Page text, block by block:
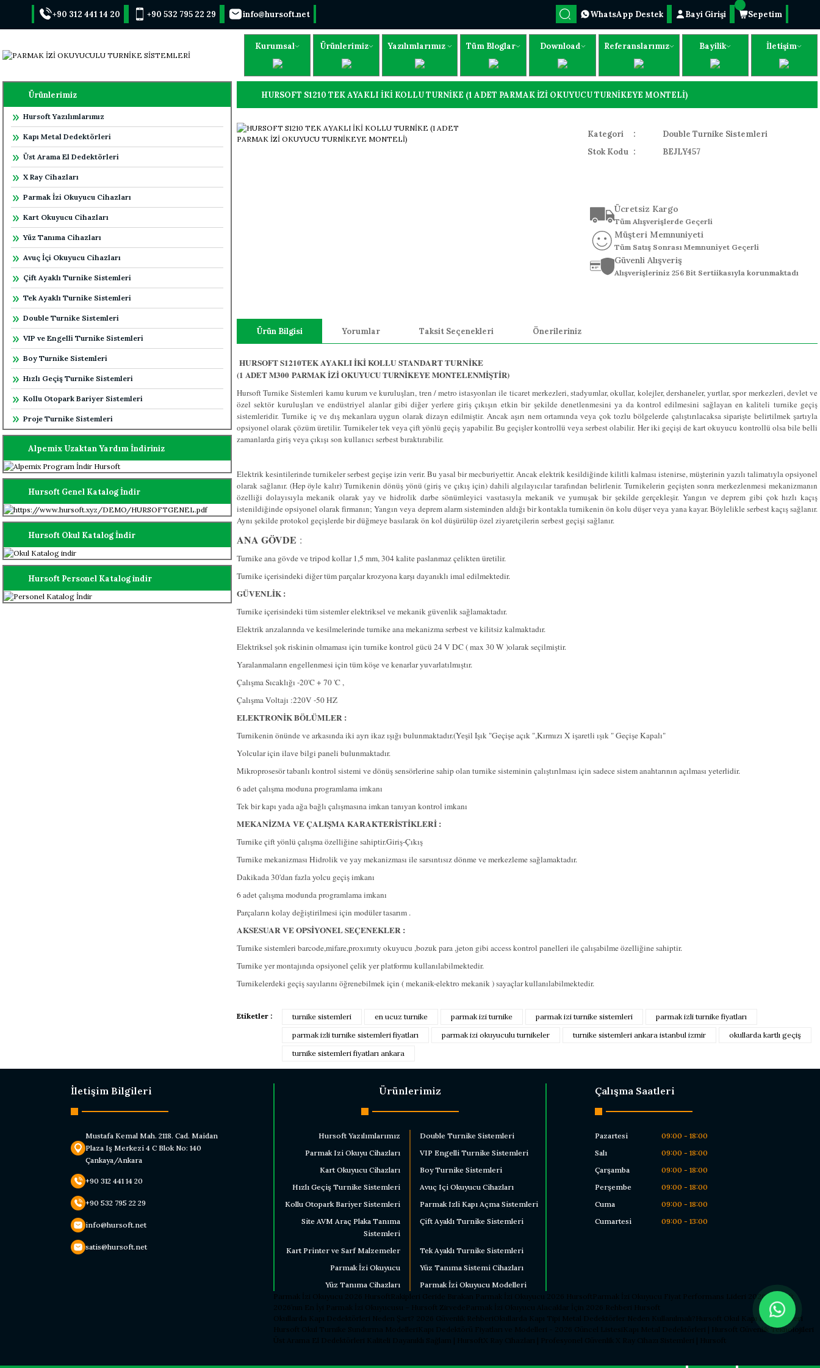
+90 312 441 14 20 +90 532 795 22 29 info@hursoft.net WhatsApp Destek Bayi Girişi Sepetim
Kurumsal Ürünlerimiz Yazılımlarımız Tüm Bloglar Download Referanslarımız Bayilik İletişim
Ürünlerimiz
Hursoft Yazılımlarımız
Kapı Metal Dedektörleri
Üst Arama El Dedektörleri
X Ray Cihazları
Parmak İzi Okuyucu Cihazları
Kart Okuyucu Cihazları
Yüz Tanıma Cihazları
Avuç İçi Okuyucu Cihazları
Çift Ayaklı Turnike Sistemleri
Tek Ayaklı Turnike Sistemleri
Double Turnike Sistemleri
VIP ve Engelli Turnike Sistemleri
Boy Turnike Sistemleri
Hızlı Geçiş Turnike Sistemleri
Kollu Otopark Bariyer Sistemleri
Proje Turnike Sistemleri
Alpemix Uzaktan Yardım İndiriniz
Hursoft Genel Katalog İndir
Hursoft Okul Katalog İndir
Hursoft Personel Katalog indir
HURSOFT S1210 TEK AYAKLI İKİ KOLLU TURNİKE (1 ADET PARMAK İZİ OKUYUCU TURNİKEYE MONTELİ)
Kategori
Double Turnike Sistemleri
Stok Kodu
BEJLY457
Ücretsiz Kargo
Tüm Alışverişlerde Geçerli
Müşteri Memnuniyeti
Tüm Satış Sonrası Memnuniyet Geçerli
Güvenli Alışveriş
Alışverişleriniz 256 Bit Sertiikasıyla korunmaktadı
Ürün Bilgisi Yorumlar Taksit Seçenekleri Önerileriniz
HURSOFT S1210TEK AYAKLI İKİ KOLLU STANDART TURNİKE
(1 ADET M300 PARMAK İZİ OKUYUCU TURNİKEYE MONTELENMİŞTİR)
Hursoft Turnike Sistemleri kamu kurum ve kuruluşları, tren / metro istasyonları ile ticaret merkezleri, stadyumlar, okullar, kolejler, dershaneler, yurtlar, spor merkezleri, devlet ve
özel sektör kuruluşları ve endüstriyel alanlar gibi diğer yerlere giriş çıkışın etkin bir şekilde denetlenmesini ya da kontrol edilmesini sağlayan en kaliteli turnike geçiş
sistemleridir. Turnike iç ve dış mekanlara uygun olarak dizayn edilmiştir. Ancak aşırı nem ortamında veya çok tozlu bölgelerde çalıştırılacaksa siparişte belirtilmek şartıyla
opsiyonel olarak çözüm üretilir. Turnikeler tek veya çift yönlü geçiş yapabilir. Bu geçişler kontrollü veya serbest olabilir. Her iki geçişi de kart okuyucu kontrollü olsa bile belli
zamanlarda giriş veya çıkışı son kullanıcı serbest bıraktırabilir.
Elektrik kesintilerinde turnikeler serbest geçişe izin verir. Bu yasal bir mecburiyettir. Ancak elektrik kesildiğinde kilitli kalması istenirse, müşterinin yazılı talimatıyla opsiyonel
olarak sağlanır. (Hep öyle kalır) Turnikenin dönüş yönü (giriş ve çıkış için) dahili algılayıcılar tarafından belirlenir. Turnikelerin geçişten sonra merkezlenmesi mekanizmanın
özelliği dolayısıyla mekanik olarak yay ve hidrolik darbe sönümleyici vasıtasıyla mekanik ve yumuşak bir şekilde gerçekleşir. Yangın ve deprem gibi çok hızlı kaçış
istenildiğinde opsiyonel olarak firmanın; Yangın veya deprem alarm sisteminden aldığı bir kontakla turnikenin ön kolu düşer veya yana kayar. Böylelikle serbest kaçış sağlanır.
Aynı şekilde protokol geçişlerde bir düğmeye basılarak ön kol düşürülüp özel ziyaretçilerin serbest geçişi sağlanır.
ANA GÖVDE :
Turnike ana gövde ve tripod kollar 1,5 mm, 304 kalite paslanmaz çelikten üretilir.
Turnike içerisindeki diğer tüm parçalar krozyona karşı dayanıklı imal edilmektedir.
GÜVENLİK :
Turnike içerisindeki tüm sistemler elektriksel ve mekanik güvenlik sağlamaktadır.
Elektrik arızalarında ve kesilmelerinde turnike ana mekanizma serbest ve kilitsiz kalmaktadır.
Elektriksel şok riskinin olmaması için turnike kontrol gücü 24 V DC ( max 30 W )olarak seçilmiştir.
Yaralanmaların engellenmesi için tüm köşe ve kenarlar yuvarlatılmıştır.
Çalışma Sıcaklığı -20'C + 70 'C ,
Çalışma Voltajı :220V -50 HZ
ELEKTRONİK BÖLÜMLER :
Turnikenin önünde ve arkasında iki ayrı ikaz ışığı bulunmaktadır.(Yeşil Işık "Geçişe açık ",Kırmızı X işaretli ışık " Geçişe Kapalı"
Yolcular için ilave bilgi paneli bulunmaktadır.
Mikroprosesör tabanlı kontrol sistemi ve dönüş sensörlerine sahip olan turnike sisteminin çalıştırılması için sadece sistem anahtarının açılması yeterlidir.
6 adet çalışma moduna programlama imkanı
Tek bir kapı yada ağa bağlı çalışmasına imkan tanıyan kontrol imkanı
MEKANİZMA VE ÇALIŞMA KARAKTERİSTİKLERİ :
Turnike çift yönlü çalışma özelliğine sahiptir.Giriş-Çıkış
Turnike mekanizması Hidrolik ve yay mekanizması ile sarsıntısız dönme ve merkezleme sağlamaktadır.
Dakikada 30'dan fazla yolcu geçiş imkanı
6 adet çalışma modunda programlama imkanı
Parçaların kolay değiştirilmesi için modüler tasarım .
AKSESUAR VE OPSİYONEL SEÇENEKLER :
Turnike sistemleri barcode,mifare,proxımıty okuyucu ,bozuk para ,jeton gibi access kontrol panelleri ile çalışabilme özelliğine sahiptir.
Turnike yer montajında opsiyonel çelik yer platformu kullanılabilmektedir.
Turnikelerdeki geçiş sayılarını öğrenebilmek için ( mekanik-elektro mekanik ) sayaçlar kullanılabilmektedir.
Yorum Yaz
Görüş ve önerileriniz için teşekkür ederiz.
Ürün resmi kalitesiz, bozuk veya görüntülenemiyor.
Ürün açıklamasında eksik bilgiler bulunuyor.
Ürün bilgilerinde hatalar bulunuyor.
Gönder
Etiketler : turnike sistemleri en ucuz turnike parmak izi turnike parmak izi turnike sistemleri
parmak izli turnike fiyatları
parmak izli turnike sistemleri fiyatları
parmak izi okuyuculu turnikeler turnike sistemleri ankara istanbul izmir
okullarda kartlı geçiş
turnike sistemleri fiyatları ankara
İletişim Bilgileri
Mustafa Kemal Mah. 2118. Cad. Maidan
Plaza Iş Merkezi 4 C Blok No: 140
Çankaya/Ankara
+90 312 441 14 20
+90 532 795 22 29
info@hursoft.net
satis@hursoft.net
Ürünlerimiz
Hursoft Yazılımlarımız
Double Turnike Sistemleri
Parmak Izi Okuyu Cihazları
VIP Engelli Turnike Sistemleri
Kart Okuyucu Cihazları
Boy Turnike Sistemleri
Hızlı Geçiş Turnike Sistemleri
Avuç Içi Okuyucu Cihazları
Kollu Otopark Bariyer Sistemleri
Parmak Izli Kapı Açma Sistemleri
Site AVM Araç Plaka Tanıma
Sistemleri
Çift Ayaklı Turnike Sistemleri
Kart Printer ve Sarf Malzemeler
Tek Ayaklı Turnike Sistemleri
Parmak İzi Okuyucu
Yüz Tanıma Sistemi Cihazları
Yüz Tanıma Cihazları
Parmak İzi Okuyucu Modelleri
Çalışma Saatleri
Pazartesi
09:00 - 18:00
Salı
09:00 - 18:00
Çarşamba
09:00 - 18:00
Perşembe
09:00 - 18:00
Cuma
09:00 - 18:00
Cumartesi
09:00 - 13:00
Parmak İzi Okuyucu 2026 Hursoft Rakipleri Geride Bırakan Parmak İzi Okuyucu 2026 Hursoft Parmak İzi Okuyucu Fiyat Performans Lideri 2026 Hursoft
2026’nın En İyi Parmak İzi Okuyucusu – Hursoft Zirvede Parmak İzi Okuyucu Alacaklar İçin 2026 Rehberi Hursoft
Okullarda Kapı Dedektörleri Neden Şart? 2026 Güvenlik RehberiOkullarda Kapı Tipi Metal Dedektörler Neden Kullanılmalı? Hursoft Okul Kapı Dedektörleri
Hursoft Okul Turnike Sundurma Modelleri Kapı Dedektörü Fiyatları ve Modelleri - 2026 Güncel Listesi Kapı Metal Dedektörleri | Hursoft Güvenlik Teknolojileri
Üst Arama El Dedektörleri Kaliteli Dayanıklı Sağlam | Hursoft X Ray Cihazları | Profesyonel Güvenlik X Ray Cihazı Sistemleri | Hursoft